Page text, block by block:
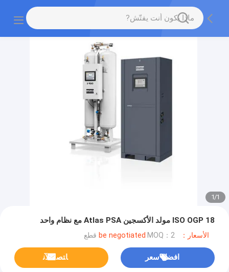
1
/
1
ISO OGP 18 مولد الأكسجين Atlas PSA مع نظام واحد
الأسعار：be negotiated MOQ：2 قطع
افضل سعر ﺎﺘﺼﻟ ﺍﻶﻧ